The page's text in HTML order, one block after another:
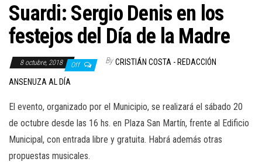
Suardi: Sergio Denis en los
festejos del Día de la Madre
8 octubre, 2018 Off By CRISTIÁN COSTA - REDACCIÓN
ANSENUZA AL DÍA
El evento, organizado por el Municipio, se realizará el sábado 20
de octubre desde las 16 hs. en Plaza San Martín, frente al Edificio
Municipal, con entrada libre y gratuita. Habrá además otras
propuestas musicales.